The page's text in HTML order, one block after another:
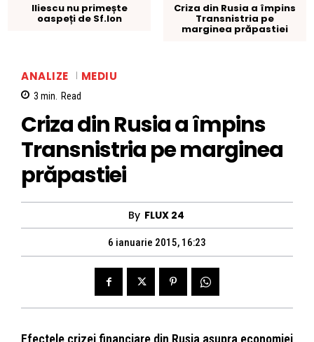
Iliescu nu primește
oaspeți de Sf.Ion
Criza din Rusia a împins
Transnistria pe
marginea prăpastiei